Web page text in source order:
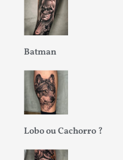
Batman
Lobo ou Cachorro ?